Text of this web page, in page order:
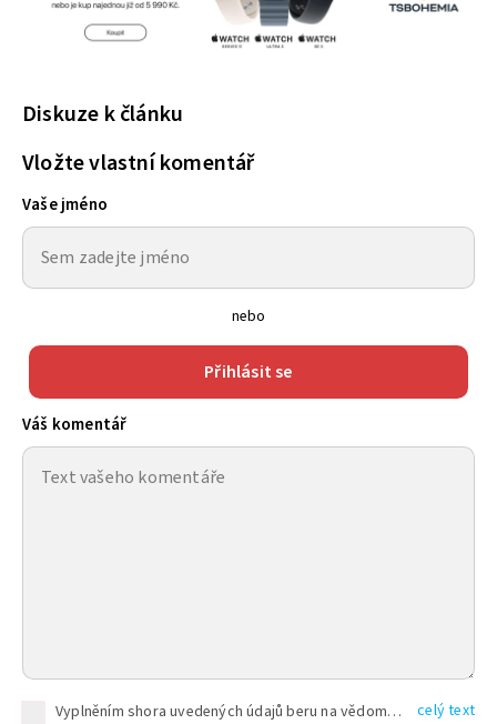
Diskuze k článku
Vložte vlastní komentář
Vaše jméno
nebo
Přihlásit se
Váš komentář
Vyplněním shora uvedených údajů beru na vědomí, že společnost TEXT FACTORY s.r.o., sídlem Brno, Durďákova 336/29, Černá Pole, PSČ: 613 00, IČ: 06157831, zapsané u Krajského soudu v Brně, oddíl C, vložka 100399, bude zpracovávat mé osobní údaje uvedené v rámci mnou vyplněného registračního formuláře na základě oprávněných zájmů TEXT FACTORY s.r.o. dle čl. 6 odst. 1 písm. f) GDPR a pro splnění právních povinností (čl. 6 odst. 1 písm. c) GDPR), a to pro tyto účely: nezbytnost zajistit oprávnění návštěvníka webových stránek provozovaných společností TEXT FACTORY s.r.o. přispívat aktivně ke zveřejněným článkům nebo v rámci diskusních fór a výkon práv TEXT FACTORY s.r.o. jako administrátora těchto diskusních fór. Více informací o zpracování osobních údajů a právech lze nalézt v celý text